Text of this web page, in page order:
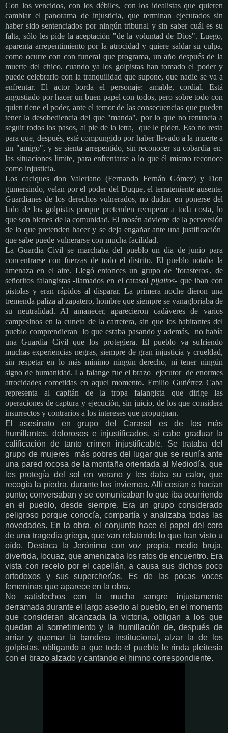
Con los vencidos, con los débiles, con los idealistas que quieren
cambiar el panorama de injusticia, que terminan ejecutados sin
haber sido sentenciados por ningún tribunal y sin saber cuál es su
falta, sólo les pide la aceptación "de la voluntad de Dios". Luego,
aparenta arrepentimiento por la atrocidad y quiere saldar su culpa,
como ocurre con con funeral que programa, un año después de la
muerte del chico, cuando ya los golpistas han tomado el poder y
puede celebrarlo con la tranquilidad que supone, que nadie se va a
enfrentar. El actor borda el personaje: amable, cordial. Está
angustiado por hacer un buen papel con todos, pero sobre todo con
quien tiene el poder, ante el temor de las consecuencias que pueden
tener la desobediencia del que "manda", por lo que no renuncia a
seguir todos los pasos, al pie de la letra, que le piden. Eso no resta
para que, después, esté compungido por haber llevado a la muerte a
un "amigo", y se sienta arrepentido, sin reconocer su cobardía en
las situaciones límite, para enfrentarse a lo que él mismo reconoce
como injusticia.
Los caciques don Valeriano (Fernando Fernán Gómez) y Don
gumersindo, velan por el poder del Duque, el terrateniente ausente.
Guardianes de los derechos vulnerados, no dudan en ponerse del
lado de los golpistas porque pretenden recuperar a toda costa, lo
que son bienes de la comunidad. El mosén advierte de la perversión
de lo que pretenden hacer y se deja engañar ante una justificación
que sabe puede vulnerarse con mucha facilidad.
La Guardia Civil se marchaba del pueblo un día de junio para
concentrarse con fuerzas de todo el distrito. El pueblo notaba la
amenaza en el aire. Llegó entonces un grupo de 'forasteros', de
señoritos falangistas -llamados en el carasol pijaitos- que iban con
pistolas y eran rápidos al disparar. La primera noche dieron una
tremenda paliza al zapatero, hombre que siempre se vanagloriaba de
su neutralidad. Al amanecer, aparecieron cadáveres de varios
campesinos en la cuneta de la carretera, sin que los habitantes del
pueblo comprendieran lo que estaba pasando y además, no había
una Guardia Civil que los protegiera. El pueblo va sufriendo
muchas experiencias negras, siempre de gran injusticia y crueldad,
sin respetar en lo más mínimo ningún derecho, ni tener ningún
signo de humanidad. La falange fue el brazo ejecutor de enormes
atrocidades cometidas en aquel momento. Emilio Gutiérrez Caba
representa al capitán de la tropa falangista que dirige las
operaciones de captura y ejecución, sin juicio, de los que considera
insurrectos y contrarios a los intereses que propugnan.
El asesinato en grupo del Carasol es de los más
humillantes, dolorosos e injustificados, si cabe graduar la
calificación de tanto crimen injustificable. Se trataba del
grupo de mujeres más pobres del lugar que se reunía ante
una pared rocosa de la montaña orientada al Mediodía, que
les protegía del sol en verano y les daba su calor, que
recogía la piedra, durante los inviernos. Allí cosían o hacían
punto; conversaban y se comunicaban lo que iba ocurriendo
en el pueblo, desde siempre. Era un grupo considerado
peligroso porque conocía, compartía y analizaba todas las
novedades. En la obra, el conjunto hace el papel del coro
de una tragedia griega, que van relatando lo que han visto u
oído. Destaca la Jerónima con voz propia, medio bruja,
divertida, locuaz, que amenizaba los ratos de encuentro. Era
vista con recelo por el capellán, a causa sus dichos poco
ortodoxos y sus supercherías. Es de las pocas voces
femeninas que aparece en la obra.
No satisfechos con la mucha sangre injustamente
derramada durante el largo asedio al pueblo, en el momento
que consideran alcanzada la victoria, obligan a los que
quedan al sometimiento y la humillación de, después de
arriar y quemar la bandera institucional, alzar la de los
golpistas, obligando a que todo el pueblo le rinda pleitesía
con el brazo alzado y cantando el himno correspondiente.